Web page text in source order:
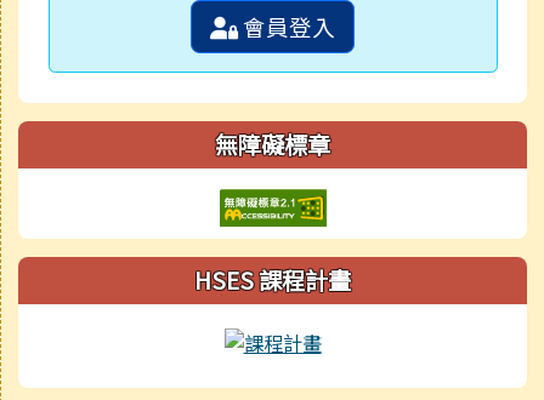
會員登入
無障礙標章
HSES 課程計畫